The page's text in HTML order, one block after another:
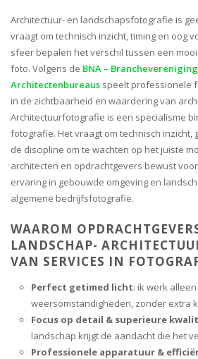
Architectuur- en landschapsfotografie is
vraagt om technisch inzicht, timing en oog
sfeer bepalen het verschil tussen een
foto. Volgens de BNA –
Architectenbureaus speelt professionele
in de zichtbaarheid en waardering van
Architectuurfotografie is een specialisme
fotografie. Het vraagt om technisch inzicht,
de discipline om te wachten op het juiste
architecten en opdrachtgevers bewust
ervaring in gebouwde omgeving en
algemene bedrijfsfotografie.
WAAROM
LANDSCHAP-
VAN SERVICES IN
Perfect getimed licht: ik werk
weersomstandigheden, zonder extra
Focus op detail & superieure
landschap krijgt de aandacht die het
Professionele apparatuur &